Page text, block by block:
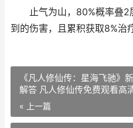
止气为山，80%概率叠2
到的伤害，且累积获取8%治
《凡人修仙传：星海飞驰》
解答 凡人修仙传免费观看高
« 上一篇